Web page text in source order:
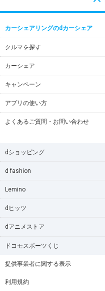
カーシェアリングのdカーシェア
クルマを探す
カーシェア
キャンペーン
アプリの使い方
よくあるご質問・お問い合わせ
dショッピング
d fashion
Lemino
dヒッツ
dアニメストア
ドコモスポーツくじ
提供事業者に関する表示
利用規約